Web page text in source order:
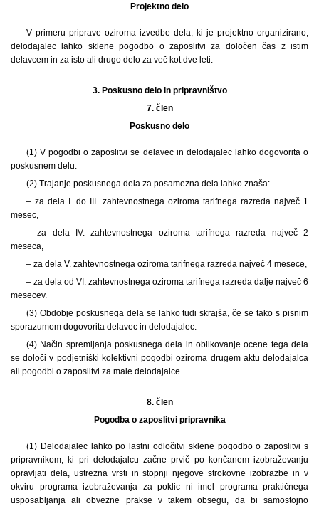
Projektno delo
V primeru priprave oziroma izvedbe dela, ki je projektno organizirano,
delodajalec lahko sklene pogodbo o zaposlitvi za določen čas z istim
delavcem in za isto ali drugo delo za več kot dve leti.
3. Poskusno delo in pripravništvo
7. člen
Poskusno delo
(1) V pogodbi o zaposlitvi se delavec in delodajalec lahko dogovorita o
poskusnem delu.
(2) Trajanje poskusnega dela za posamezna dela lahko znaša:
– za dela I. do III. zahtevnostnega oziroma tarifnega razreda največ 1
mesec,
– za dela IV. zahtevnostnega oziroma tarifnega razreda največ 2
meseca,
– za dela V. zahtevnostnega oziroma tarifnega razreda največ 4 mesece,
– za dela od VI. zahtevnostnega oziroma tarifnega razreda dalje največ 6
mesecev.
(3) Obdobje poskusnega dela se lahko tudi skrajša, če se tako s pisnim
sporazumom dogovorita delavec in delodajalec.
(4) Način spremljanja poskusnega dela in oblikovanje ocene tega dela
se določi v podjetniški kolektivni pogodbi oziroma drugem aktu delodajalca
ali pogodbi o zaposlitvi za male delodajalce.
8. člen
Pogodba o zaposlitvi pripravnika
(1) Delodajalec lahko po lastni odločitvi sklene pogodbo o zaposlitvi s
pripravnikom, ki pri delodajalcu začne prvič po končanem izobraževanju
opravljati dela, ustrezna vrsti in stopnji njegove strokovne izobrazbe in v
okviru programa izobraževanja za poklic ni imel programa praktičnega
usposabljanja ali obvezne prakse v takem obsegu, da bi samostojno